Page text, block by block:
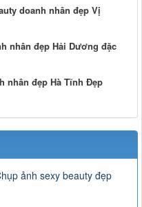
doanh nhân đẹp Vị
nhân đẹp Hải Dương đặc
nhân đẹp Hà Tĩnh Đẹp
ảnh sexy beauty đẹp